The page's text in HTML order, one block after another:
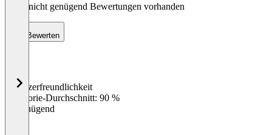
Noch nicht genügend Bewertungen vorhanden
Bewerten
%
Benutzerfreundlichkeit
Kategorie-Durchschnitt: 90 %
Ungenügend